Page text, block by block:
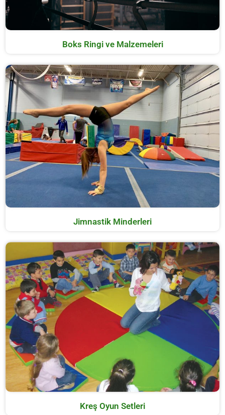
Boks Ringi ve Malzemeleri
Jimnastik Minderleri
Kreş Oyun Setleri